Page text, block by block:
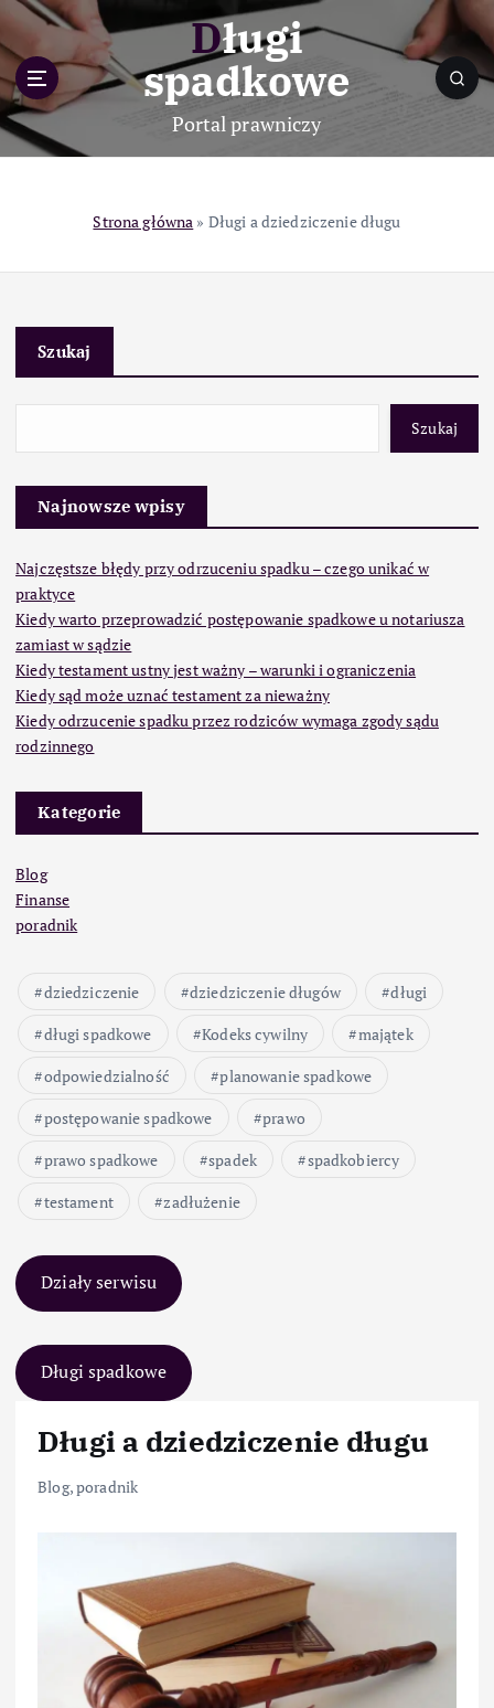
p
o
c
Długi
spadkowe
Portal prawniczy
Strona główna » Długi a dziedziczenie długu
Szukaj
Szukaj
Najnowsze wpisy
Najczęstsze błędy przy odrzuceniu spadku – czego unikać w
praktyce
Kiedy warto przeprowadzić postępowanie spadkowe u notariusza
zamiast w sądzie
Kiedy testament ustny jest ważny – warunki i ograniczenia
Kiedy sąd może uznać testament za nieważny
Kiedy odrzucenie spadku przez rodziców wymaga zgody sądu
rodzinnego
Kategorie
Blog
Finanse
poradnik
dziedziczenie dziedziczenie długów
długi
długi spadkowe
Kodeks cywilny
majątek
odpowiedzialność
planowanie spadkowe
postępowanie spadkowe
prawo
prawo spadkowe
spadek
spadkobiercy
testament
zadłużenie
Działy serwisu
Długi spadkowe
Długi a dziedziczenie długu
Blog,poradnik